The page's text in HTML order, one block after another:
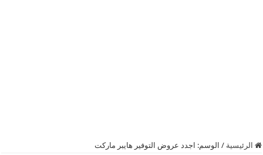
الرئيسية / الوسم: اجدد عروض التوفير هايبر ماركت